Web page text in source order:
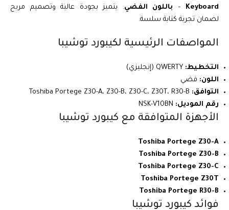
Keyboard
– باللون الفضي. يتميز بجودة عالية وتصميم مريح
لضمان تجربة كتابة سلسة.
المواصفات الرئيسية لكيبورد توشيبا
التخطيط:
اللون: فضي
التوافق:
رقم الموديل:
الأجهزة المتوافقة مع كيبورد توشيبا
Toshiba Portege Z30-A
Toshiba Portege Z30-B
Toshiba Portege Z30-C
Toshiba Portege Z30T
Toshiba Portege R30-B
فوائد كيبورد توشيبا